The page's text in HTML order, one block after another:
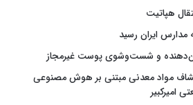
هپاتیت
ایران رسید
و شست‌وشوی پوست غیرمجاز
مواد معدنی مبتنی بر هوش مصنوعی
امیرکبیر